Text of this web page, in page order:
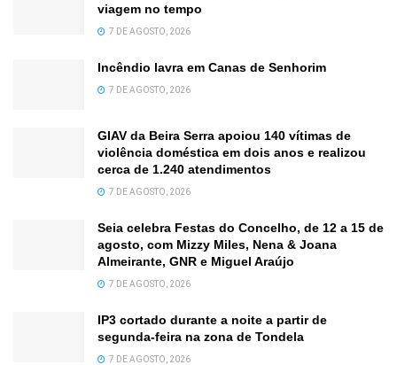
viagem no tempo
7 DE AGOSTO, 2026
Incêndio lavra em Canas de Senhorim
7 DE AGOSTO, 2026
GIAV da Beira Serra apoiou 140 vítimas de
violência doméstica em dois anos e realizou
cerca de 1.240 atendimentos
7 DE AGOSTO, 2026
Seia celebra Festas do Concelho, de 12 a 15 de
agosto, com Mizzy Miles, Nena & Joana
Almeirante, GNR e Miguel Araújo
7 DE AGOSTO, 2026
IP3 cortado durante a noite a partir de
segunda-feira na zona de Tondela
7 DE AGOSTO, 2026